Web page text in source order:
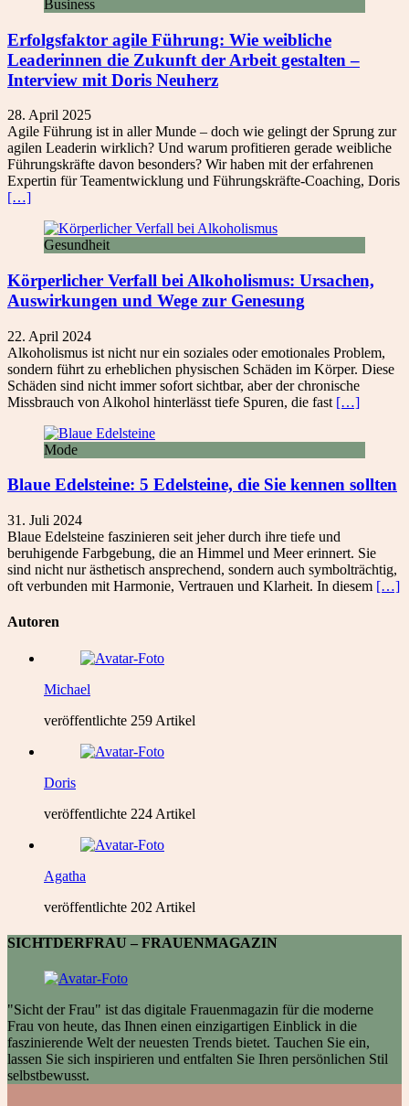
Business
Erfolgsfaktor agile Führung: Wie weibliche
Leaderinnen die Zukunft der Arbeit gestalten –
Interview mit Doris Neuherz
28. April 2025
Agile Führung ist in aller Munde – doch wie gelingt der Sprung zur
agilen Leaderin wirklich? Und warum profitieren gerade weibliche
Führungskräfte davon besonders? Wir haben mit der erfahrenen
Expertin für Teamentwicklung und Führungskräfte-Coaching, Doris
[…]
Gesundheit
Körperlicher Verfall bei Alkoholismus: Ursachen,
Auswirkungen und Wege zur Genesung
22. April 2024
Alkoholismus ist nicht nur ein soziales oder emotionales Problem,
sondern führt zu erheblichen physischen Schäden im Körper. Diese
Schäden sind nicht immer sofort sichtbar, aber der chronische
Missbrauch von Alkohol hinterlässt tiefe Spuren, die fast […]
Mode
Blaue Edelsteine: 5 Edelsteine, die Sie kennen sollten
31. Juli 2024
Blaue Edelsteine faszinieren seit jeher durch ihre tiefe und
beruhigende Farbgebung, die an Himmel und Meer erinnert. Sie
sind nicht nur ästhetisch ansprechend, sondern auch symbolträchtig,
oft verbunden mit Harmonie, Vertrauen und Klarheit. In diesem […]
Autoren
Michael
veröffentlichte 259 Artikel
Doris
veröffentlichte 224 Artikel
Agatha
veröffentlichte 202 Artikel
SICHTDERFRAU – FRAUENMAGAZIN
"Sicht der Frau" ist das digitale Frauenmagazin für die moderne
Frau von heute, das Ihnen einen einzigartigen Einblick in die
faszinierende Welt der neuesten Trends bietet. Tauchen Sie ein,
lassen Sie sich inspirieren und entfalten Sie Ihren persönlichen Stil
selbstbewusst.